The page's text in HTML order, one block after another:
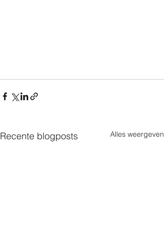
Recente blogposts Alles weergeven